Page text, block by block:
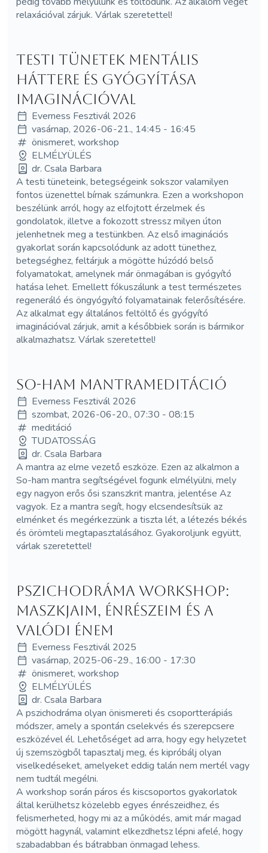
relaxációval zárjuk. Várlak szeretettel!
Testi tünetek mentális
háttere és gyógyítása
imaginációval
Everness Fesztivál 2026
vasárnap, 2026-06-21., 14:45 - 16:45
önismeret, workshop
ELMÉLYÜLÉS
dr. Csala Barbara
A testi tüneteink, betegségeink sokszor valamilyen
fontos üzenettel bírnak számunkra. Ezen a workshopon
beszélünk arról, hogy az elfojtott érzelmek és
gondolatok, illetve a fokozott stressz milyen úton
jelenhetnek meg a testünkben. Az első imaginációs
gyakorlat során kapcsolódunk az adott tünethez,
betegséghez, feltárjuk a mögötte húzódó belső
folyamatokat, amelynek már önmagában is gyógyító
hatása lehet. Emellett fókuszálunk a test természetes
regeneráló és öngyógyító folyamatainak felerősítésére.
Az alkalmat egy általános feltöltő és gyógyító
imaginációval zárjuk, amit a későbbiek során is bármikor
alkalmazhatsz. Várlak szeretettel!
So-ham mantrameditáció
Everness Fesztivál 2026
szombat, 2026-06-20., 07:30 - 08:15
meditáció
TUDATOSSÁG
dr. Csala Barbara
A mantra az elme vezető eszköze. Ezen az alkalmon a
So-ham mantra segítségével fogunk elmélyülni, mely
egy nagyon erős ősi szanszkrit mantra, jelentése Az
vagyok. Ez a mantra segít, hogy elcsendesítsük az
elménket és megérkezzünk a tiszta lét, a létezés békés
és örömteli megtapasztalásához. Gyakoroljunk együtt,
várlak szeretettel!
Pszichodráma workshop:
maszkjaim, énrészeim és a
valódi énem
Everness Fesztivál 2025
vasárnap, 2025-06-29., 16:00 - 17:30
önismeret, workshop
ELMÉLYÜLÉS
dr. Csala Barbara
A pszichodráma olyan önismereti és csoportterápiás
módszer, amely a spontán cselekvés és szerepcsere
eszközével él. Lehetőséget ad arra, hogy egy helyzetet
új szemszögből tapasztalj meg, és kipróbálj olyan
viselkedéseket, amelyeket eddig talán nem mertél vagy
nem tudtál megélni.
A workshop során páros és kiscsoportos gyakorlatok
által kerülhetsz közelebb egyes énrészeidhez, és
felismerheted, hogy mi az a működés, amit már magad
mögött hagynál, valamint elkezdhetsz lépni afelé, hogy
szabadabban és bátrabban önmagad lehess.